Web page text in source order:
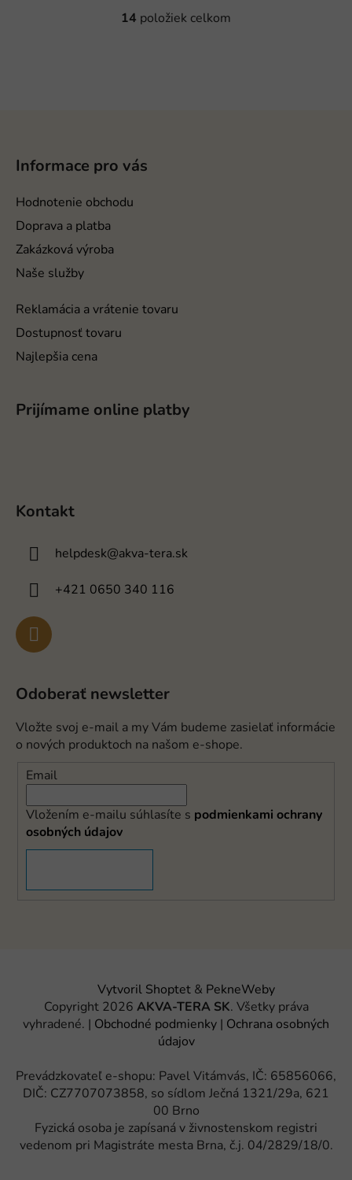
O
p
i
14 položiek celkom
Informace pro vás
Hodnotenie obchodu
Doprava a platba
Zakázková výroba
Naše služby
Reklamácia a vrátenie tovaru
Dostupnosť tovaru
Najlepšia cena
Prijímame online platby
Kontakt
helpdesk@akva-tera.sk
+421 0650 340 116
Odoberať newsletter
Vložte svoj e-mail a my Vám budeme zasielať informácie
o nových produktoch na našom e-shope.
Email
Vložením e-mailu súhlasíte s podmienkami ochrany
osobných údajov
Vytvoril Shoptet& PekneWeby
Copyright 2026 AKVA-TERA SK. Všetky práva
vyhradené. | Obchodné podmienky | Ochrana osobných
údajov
Prevádzkovateľ e-shopu: Pavel Vitámvás, IČ: 65856066,
DIČ: CZ7707073858, so sídlom Ječná 1321/29a, 621
00 Brno
Fyzická osoba je zapísaná v živnostenskom registri
vedenom pri Magistráte mesta Brna, č.j. 04/2829/18/0.